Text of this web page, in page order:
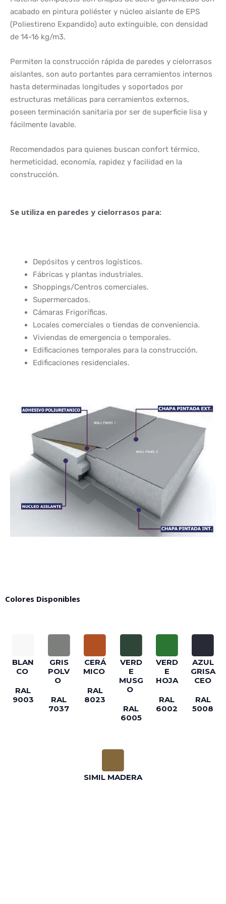
acabado en pintura poliéster y núcleo aislante de EPS
(Poliestireno Expandido) auto extinguible, con densidad
de 14-16 kg/m3.
Permiten la construcción rápida de paredes y cielorrasos
aislantes, son auto portantes para cerramientos internos
hasta determinadas longitudes y soportados por
estructuras metálicas para cerramientos externos,
poseen terminación sanitaria por ser de superficie lisa y
fácilmente lavable.
Recomendados para quienes buscan confort térmico,
hermeticidad, economía, rapidez y facilidad en la
construcción.
Se utiliza en paredes y cielorrasos para:
Depósitos y centros logísticos.
Fábricas y plantas industriales.
Shoppings/Centros comerciales.
Supermercados.
Cámaras Frigoríficas.
Locales comerciales o tiendas de conveniencia.
Viviendas de emergencia o temporales.
Edificaciones temporales para la construcción.
Edificaciones residenciales.
Colores Disponibles
BLAN
CO
RAL
9003
GRIS
POLV
O
RAL
7037
CERÁ
MICO
RAL
8023
VERD
E
MUSG
O
RAL
6005
VERD
E
HOJA
RAL
6002
AZUL
GRISA
CEO
RAL
5008
SIMIL MADERA